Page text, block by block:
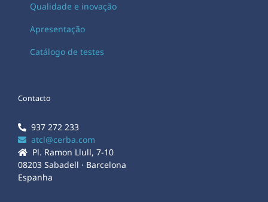
Qualidade e inovação
Apresentação
Catálogo de testes
Contacto
937 272 233
atcl@cerba.com
Pl. Ramon Llull, 7-10
08203 Sabadell · Barcelona
Espanha